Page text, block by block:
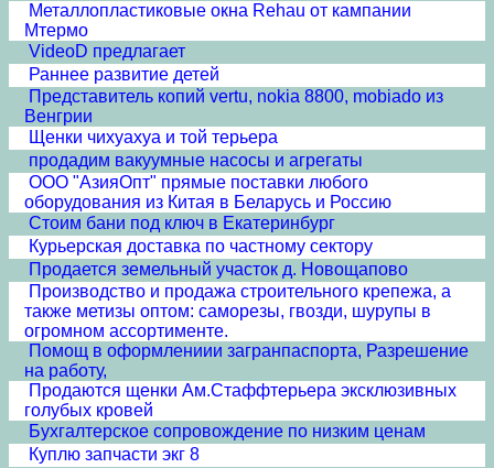
Металлопластиковые окна Rehau от кампании
Мтермо
VideoD предлагает
Раннее развитие детей
Представитель копий vertu, nokia 8800, mobiado из
Венгрии
Щенки чихуахуа и той терьера
продадим вакуумные насосы и агрегаты
ООО "АзияОпт" прямые поставки любого
оборудования из Китая в Беларусь и Россию
Стоим бани под ключ в Екатеринбург
Курьерская доставка по частному сектору
Продается земельный участок д. Новощапово
Производство и продажа строительного крепежа, а
также метизы оптом: саморезы, гвозди, шурупы в
огромном ассортименте.
Помощ в оформлениии загранпаспорта, Разрешение
на работу,
Продаются щенки Ам.Стаффтерьера эксклюзивных
голубых кровей
Бухгалтерское сопровождение по низким ценам
Куплю запчасти экг 8